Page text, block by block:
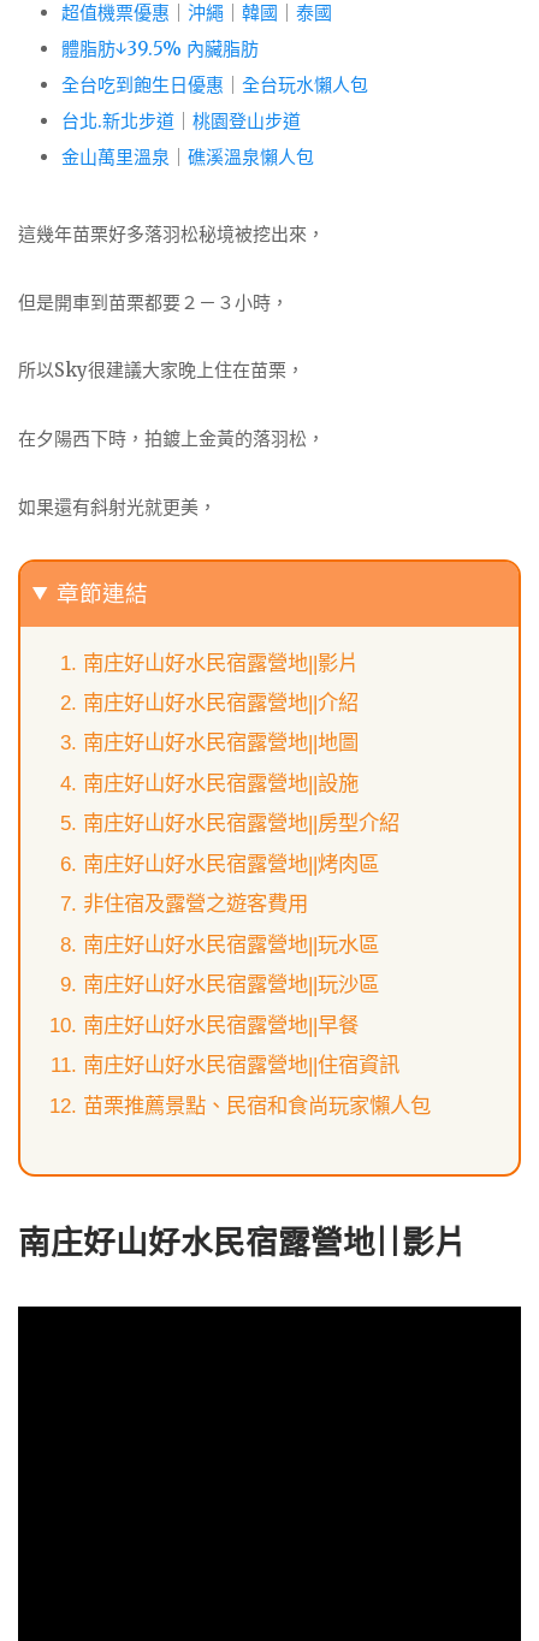
超值機票優惠 沖繩 韓國
泰國
體脂肪↓39.5% 內臟脂肪
全台吃到飽生日優惠
全台玩水懶人包
台北.新北步道
桃園登山步道
金山萬里溫泉
礁溪溫泉懶人包
這幾年苗栗好多落羽松秘境被挖出來，
但是開車到苗栗都要２－３小時，
所以Sky很建議大家晚上住在苗栗，
在夕陽西下時，拍鍍上金黃的落羽松，
如果還有斜射光就更美，
章節連結
南庄好山好水民宿露營地||影片
南庄好山好水民宿露營地||介紹
南庄好山好水民宿露營地||地圖
南庄好山好水民宿露營地||設施
南庄好山好水民宿露營地||房型介紹
南庄好山好水民宿露營地||烤肉區
非住宿及露營之遊客費用
南庄好山好水民宿露營地||玩水區
南庄好山好水民宿露營地||玩沙區
南庄好山好水民宿露營地||早餐
南庄好山好水民宿露營地||住宿資訊
苗栗推薦景點、民宿和食尚玩家懶人包
南庄好山好水民宿露營地||影片